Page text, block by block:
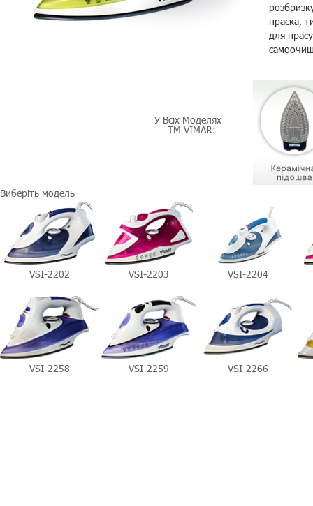
праска,
для
У Всіх Моделях
TM VIMAR:
Виберіть модель
VSI-2202 VSI-2203 VSI-2204
VSI-2258 VSI-2259 VSI-2266